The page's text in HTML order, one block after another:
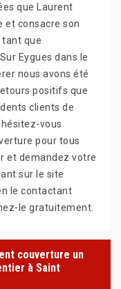
que Laurent
et consacre son
que
Eygues dans le
nous avons été
positifs que
clients de
vous
pour tous
et demandez votre
sur le site
le contactant
le gratuitement.
couverture un
à Saint